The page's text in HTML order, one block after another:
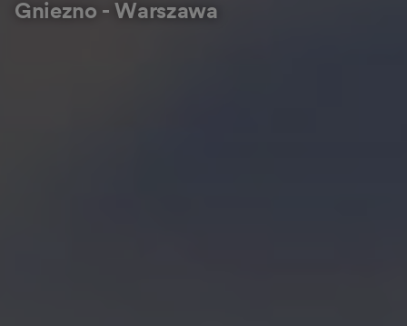
Gniezno - Warszawa